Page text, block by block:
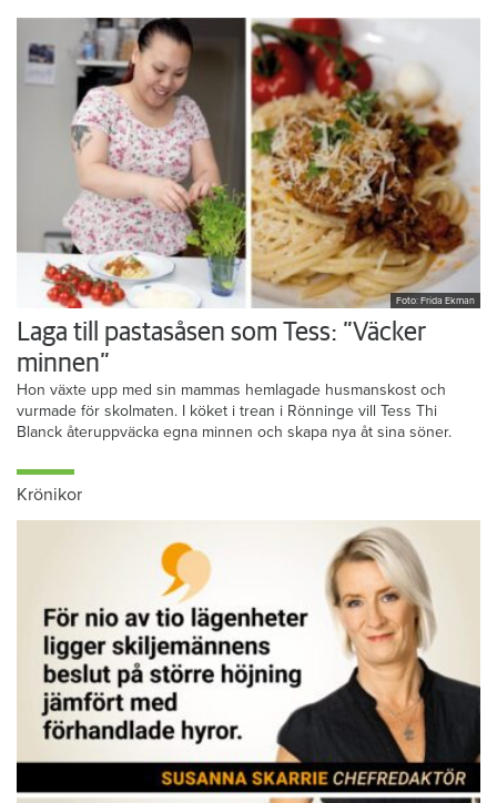
Foto: Frida Ekman
Laga till pastasåsen som Tess: ”Väcker
minnen”
Hon växte upp med sin mammas hemlagade husmanskost och
vurmade för skolmaten. I köket i trean i Rönninge vill Tess Thi
Blanck återuppväcka egna minnen och skapa nya åt sina söner.
Krönikor